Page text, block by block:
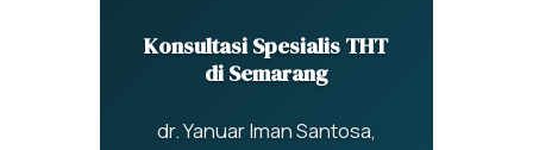
Konsultasi Spesialis THT
di Semarang
dr. Yanuar Iman Santosa,